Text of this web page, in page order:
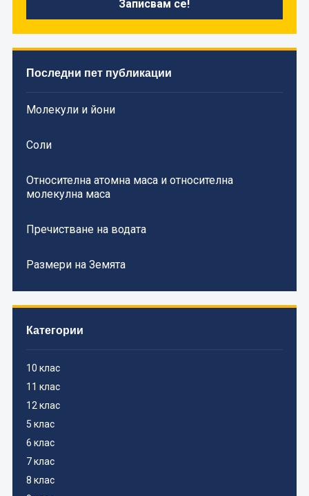
Последни пет публикации
Молекули и йони
Соли
Относителна атомна маса и относителна
молекулна маса
Пречистване на водата
Размери на Земята
Категории
10 клас
11 клас
12 клас
5 клас
6 клас
7 клас
8 клас